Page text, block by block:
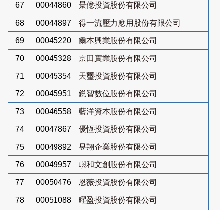
67 00044860 景億投資股份有限公司
68 00044897 得一流壓力應用股份有限公司
69 00045220 爾本興業股份有限公司
70 00045328 京田實業股份有限公司
71 00045354 天璽投資股份有限公司
72 00045951 鋭智數位股份有限公司
73 00046558 藍洋資本股份有限公司
74 00047867 優恆投資股份有限公司
75 00049892 昱翔企業股份有限公司
76 00049957 嶼和文創股份有限公司
77 00050476 恩薇投資股份有限公司
78 00051088 曜盈投資股份有限公司